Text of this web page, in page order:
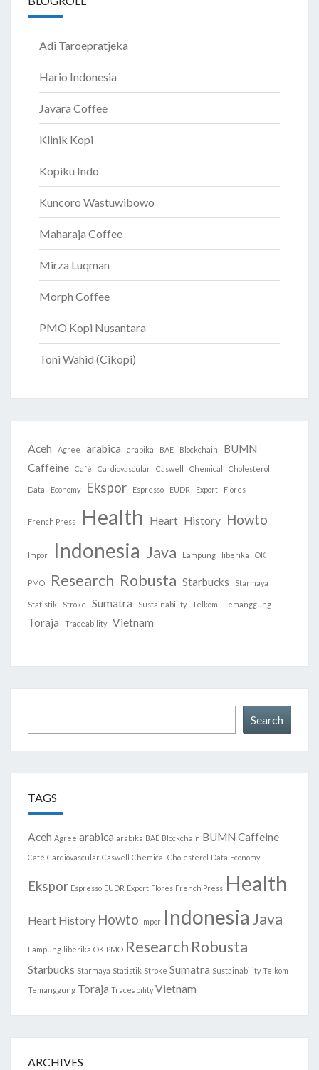
Adi Taroepratjeka
Hario Indonesia
Javara Coffee
Klinik Kopi
Kopiku Indo
Kuncoro Wastuwibowo
Maharaja Coffee
Mirza Luqman
Morph Coffee
PMO Kopi Nusantara
Toni Wahid (Cikopi)
Aceh Agree arabica arabika BAE Blockchain
BUMN
Caffeine
Café Cardiovascular Caswell Chemical Cholesterol
Data Economy Ekspor Espresso EUDR Export Flores
French Press Health Heart History Howto
Impor Indonesia Java Lampung liberika OK
PMO Research Robusta Starbucks Starmaya
Statistik Stroke Sumatra Sustainability Telkom Temanggung
Toraja Traceability Vietnam
Search
TAGS
Aceh Agree arabica arabika BAE Blockchain BUMN Caffeine
Café Cardiovascular Caswell Chemical Cholesterol Data Economy
Ekspor Espresso EUDR Export Flores French Press Health
Heart History Howto Impor Indonesia Java
Lampung liberika OK PMO Research Robusta
Starbucks Starmaya Statistik Stroke Sumatra Sustainability Telkom
Temanggung Toraja Traceability Vietnam
ARCHIVES